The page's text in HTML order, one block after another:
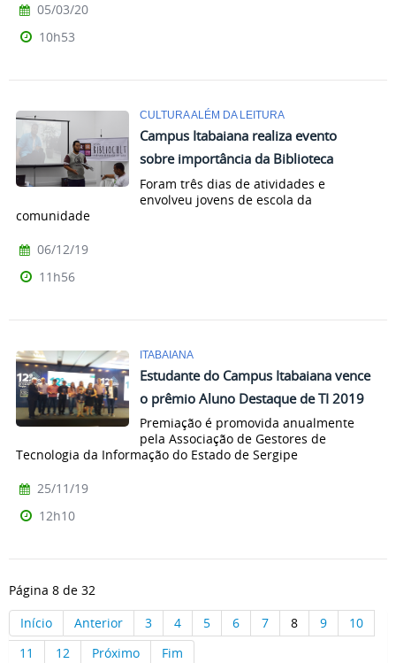
05/03/20
10h53
CULTURA ALÉM DA LEITURA
Campus Itabaiana realiza evento
sobre importância da Biblioteca
Foram três dias de atividades e
envolveu jovens de escola da
comunidade
06/12/19
11h56
ITABAIANA
Estudante do Campus Itabaiana vence
o prêmio Aluno Destaque de TI 2019
Premiação é promovida anualmente
pela Associação de Gestores de
Tecnologia da Informação do Estado de Sergipe
25/11/19
12h10
Página 8 de 32
Início
Anterior 3 4 5 6 7 8 9
10
11
12 Próximo Fim